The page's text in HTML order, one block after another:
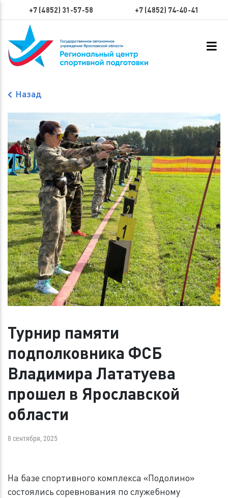
+7 (4852) 31-57-58 +7 (4852) 74-40-41
Назад
Турнир памяти
подполковника ФСБ
Владимира Лататуева
прошел в Ярославской
области
8 сентября, 2025
На базе спортивного комплекса «Подолино»
состоялись соревнования по служебному